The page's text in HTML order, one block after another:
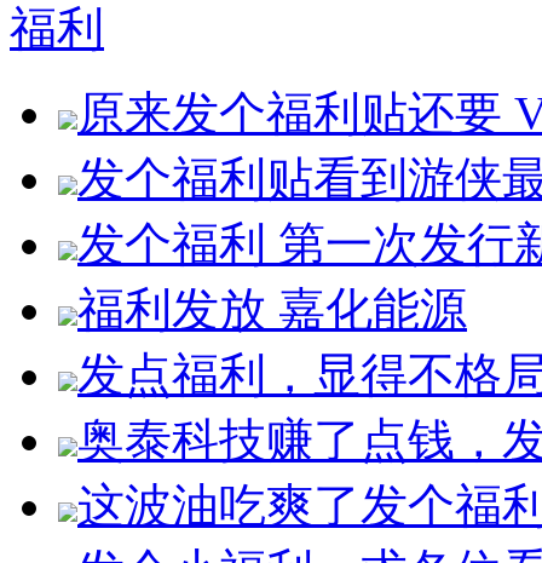
福利
原来发个福利贴还要
发个福利贴看到游侠
发个福利 第一次发行
福利发放 嘉化能源
发点福利，显得不格
奥泰科技赚了点钱，
这波油吃爽了发个福